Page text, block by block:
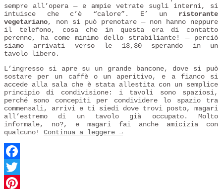
sempre all’opera — e ampie vetrate sugli interni, si
intuisce che c’è “calore”. E’ un ristorante
vegetariano, non si può prenotare — non hanno neppure
il telefono, cosa che in questa era di contatto
perenne, ha come minimo dello strabiliante! — perciò
siamo arrivati verso le 13,30 sperando in un
tavolo libero.
L’ingresso si apre su un grande bancone, dove si può
sostare per un caffè o un aperitivo, e a fianco si
accede alla sala che è stata allestita con un semplice
principio di condivisione: i tavoli sono spaziosi,
perché sono concepiti per condividere lo spazio tra
commensali, arrivi e ti siedi dove trovi posto, magari
all’estremo di un tavolo già occupato. Molto
informale, no?, e magari fai anche amicizia con
qualcuno! Continua a leggere →
Facebook
Twitter